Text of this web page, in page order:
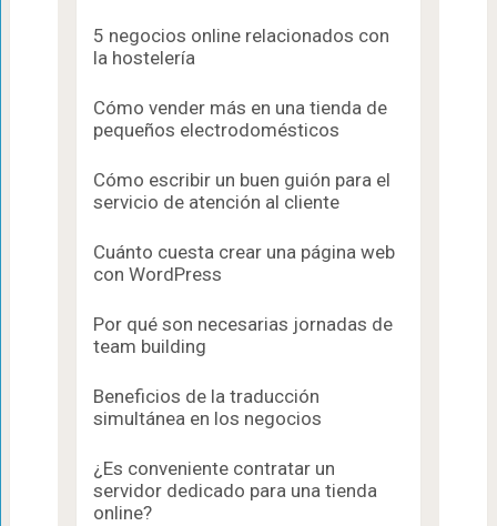
5 negocios online relacionados con
la hostelería
Cómo vender más en una tienda de
pequeños electrodomésticos
Cómo escribir un buen guión para el
servicio de atención al cliente
Cuánto cuesta crear una página web
con WordPress
Por qué son necesarias jornadas de
team building
Beneficios de la traducción
simultánea en los negocios
¿Es conveniente contratar un
servidor dedicado para una tienda
online?